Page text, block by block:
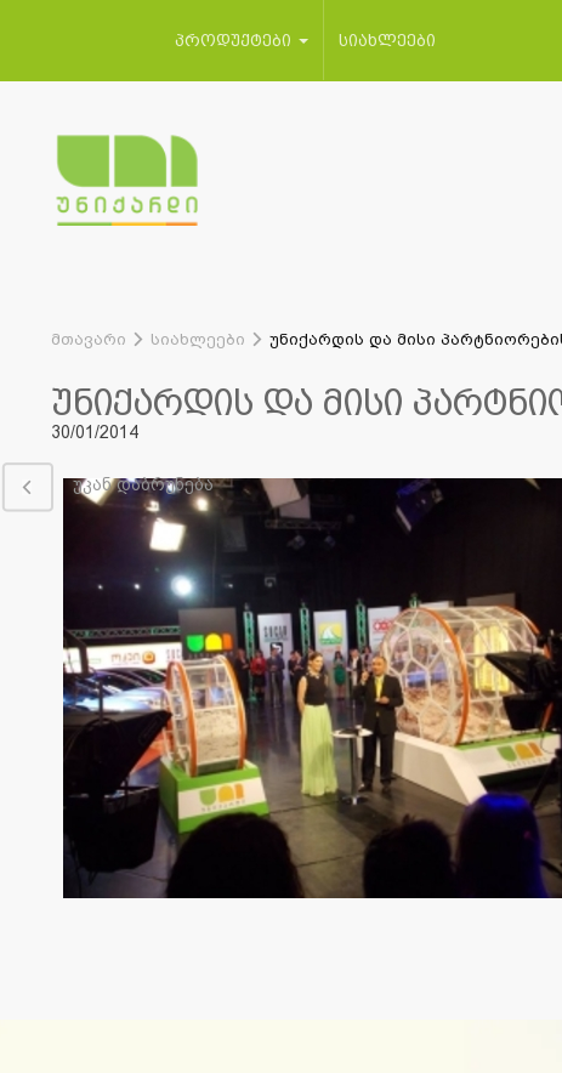
პროდუქტები სიახლეები
უკან დაბრუნება
მთავარი სიახლეები უნიქარდის და მისი
უნიქარდის და მისი
30/01/2014